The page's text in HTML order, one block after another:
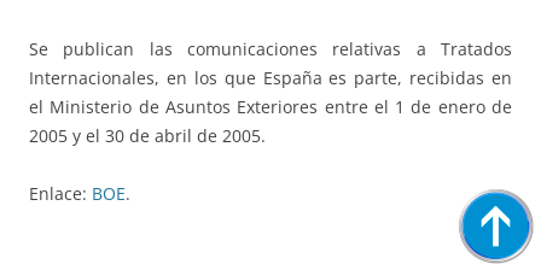
Se publican las comunicaciones relativas a Tratados
Internacionales, en los que España es parte, recibidas en
el Ministerio de Asuntos Exteriores entre el 1 de enero de
2005 y el 30 de abril de 2005.
Enlace: BOE.